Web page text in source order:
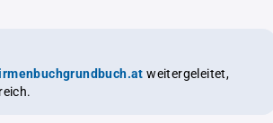
weitergeleitet,